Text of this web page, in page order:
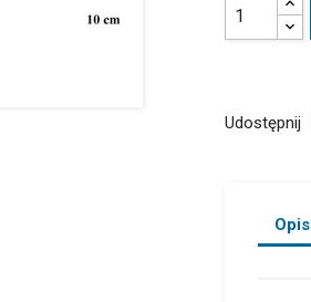
Udostępnij
Opis